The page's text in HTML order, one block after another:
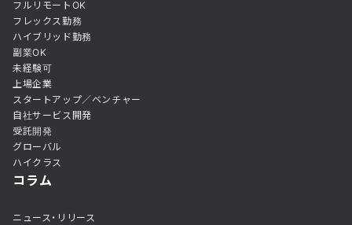
フルリモートOK
フレックス勤務
ハイブリッド勤務
副業OK
未経験可
上場企業
スタートアップ／ベンチャー
自社サービス開発
受託開発
グローバル
ハイクラス
コラム
ニュース・リリース